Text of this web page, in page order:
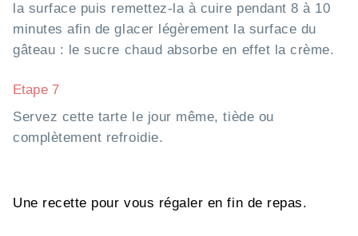
la surface puis remettez-la à cuire pendant 8 à 10
minutes afin de glacer légèrement la surface du
gâteau : le sucre chaud absorbe en effet la crème.
Etape 7
Servez cette tarte le jour même, tiède ou
complètement refroidie.
Une recette pour vous régaler en fin de repas.